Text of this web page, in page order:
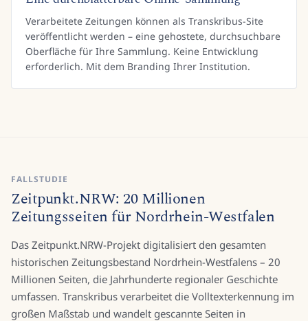
Verarbeitete Zeitungen können als Transkribus-Site
veröffentlicht werden – eine gehostete, durchsuchbare
Oberfläche für Ihre Sammlung. Keine Entwicklung
erforderlich. Mit dem Branding Ihrer Institution.
FALLSTUDIE
Zeitpunkt.NRW: 20 Millionen
Zeitungsseiten für Nordrhein-Westfalen
Das Zeitpunkt.NRW-Projekt digitalisiert den gesamten
historischen Zeitungsbestand Nordrhein-Westfalens – 20
Millionen Seiten, die Jahrhunderte regionaler Geschichte
umfassen. Transkribus verarbeitet die Volltexterkennung im
großen Maßstab und wandelt gescannte Seiten in